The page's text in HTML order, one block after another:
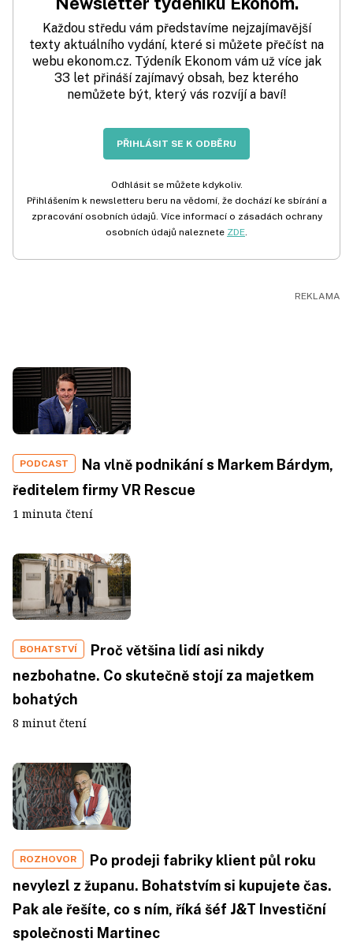
Každou středu vám představíme nejzajímavější
texty aktuálního vydání, které si můžete přečíst na
webu ekonom.cz. Týdeník Ekonom vám už více jak
33 let přináší zajímavý obsah, bez kterého
nemůžete být, který vás rozvíjí a baví!
PŘIHLÁSIT SE K ODBĚRU
Odhlásit se můžete kdykoliv.
Přihlášením k newsletteru beru na vědomí, že dochází ke sbírání a
zpracování osobních údajů. Více informací o zásadách ochrany
osobních údajů naleznete ZDE.
PODCAST
Na vlně podnikání s Markem Bárdym,
ředitelem firmy VR Rescue
1 minuta čtení
BOHATSTVÍ
Proč většina lidí asi nikdy
nezbohatne. Co skutečně stojí za majetkem
bohatých
8 minut čtení
ROZHOVOR
Po prodeji fabriky klient půl roku
nevylezl z županu. Bohatstvím si kupujete čas.
Pak ale řešíte, co s ním, říká šéf J&T Investiční
společnosti Martinec